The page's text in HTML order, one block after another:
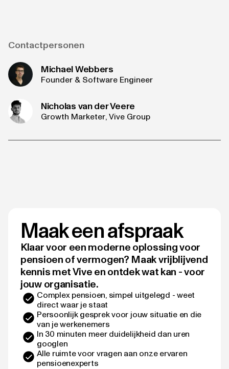
Contactpersonen
Michael Webbers
Founder & Software Engineer
Nicholas van der Veere
Growth Marketer, Vive Group
Maak een afspraak
Klaar voor een moderne oplossing voor
pensioen of vermogen? Maak vrijblijvend
kennis met Vive en ontdek wat kan - voor
jouw organisatie.
Complex pensioen, simpel uitgelegd - weet
direct waar je staat
Persoonlijk gesprek voor jouw situatie en die
van je werkenemers
In 30 minuten meer duidelijkheid dan uren
googlen
Alle ruimte voor vragen aan onze ervaren
pensioenexperts